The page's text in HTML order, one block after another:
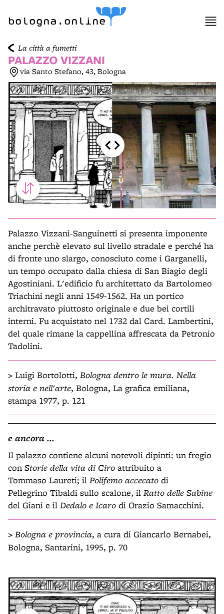
bologna.online
La città a fumetti
PALAZZO VIZZANI
via Santo Stefano, 43, Bologna
Palazzo Vizzani-Sanguinetti si presenta imponente
anche perchè elevato sul livello stradale e perché ha
di fronte uno slargo, conosciuto come i Garganelli,
un tempo occupato dalla chiesa di San Biagio degli
Agostiniani. L'edificio fu architettato da Bartolomeo
Triachini negli anni 1549-1562. Ha un portico
architravato piuttosto originale e due bei cortili
interni. Fu acquistato nel 1732 dal Card. Lambertini,
del quale rimane la cappellina affrescata da Petronio
Tadolini.
> Luigi Bortolotti, Bologna dentro le mura. Nella
storia e nell'arte, Bologna, La grafica emiliana,
stampa 1977, p. 121
e ancora ...
Il palazzo contiene alcuni notevoli dipinti: un fregio
con Storie della vita di Ciro attribuito a
Tommaso Laureti; il Polifemo accecato di
Pellegrino Tibaldi sullo scalone, il Ratto delle Sabine
del Giani e il Dedalo e Icaro di Orazio Samacchini.
> Bologna e provincia, a cura di Giancarlo Bernabei,
Bologna, Santarini, 1995, p. 70